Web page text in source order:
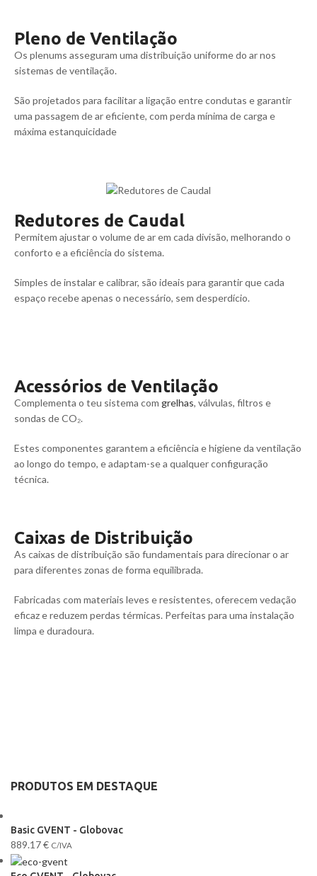
Pleno de Ventilação
Os plenums asseguram uma distribuição uniforme do ar nos
sistemas de ventilação.
São projetados para facilitar a ligação entre condutas e garantir
uma passagem de ar eficiente, com perda mínima de carga e
máxima estanquicidade
Redutores de Caudal
Permitem ajustar o volume de ar em cada divisão, melhorando o
conforto e a eficiência do sistema.
Simples de instalar e calibrar, são ideais para garantir que cada
espaço recebe apenas o necessário, sem desperdício.
Acessórios de Ventilação
Complementa o teu sistema com grelhas, válvulas, filtros e
sondas de CO₂.
Estes componentes garantem a eficiência e higiene da ventilação
ao longo do tempo, e adaptam-se a qualquer configuração
técnica.
Caixas de Distribuição
As caixas de distribuição são fundamentais para direcionar o ar
para diferentes zonas de forma equilibrada.
Fabricadas com materiais leves e resistentes, oferecem vedação
eficaz e reduzem perdas térmicas. Perfeitas para uma instalação
limpa e duradoura.
PRODUTOS EM DESTAQUE
Basic GVENT - Globovac
889.17€ C/IVA